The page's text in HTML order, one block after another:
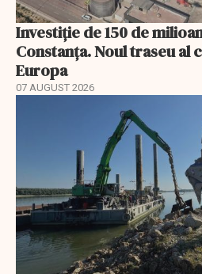
Investiție de 150 de
Constanța. Noul traseu
Europa
07 AUGUST 2026